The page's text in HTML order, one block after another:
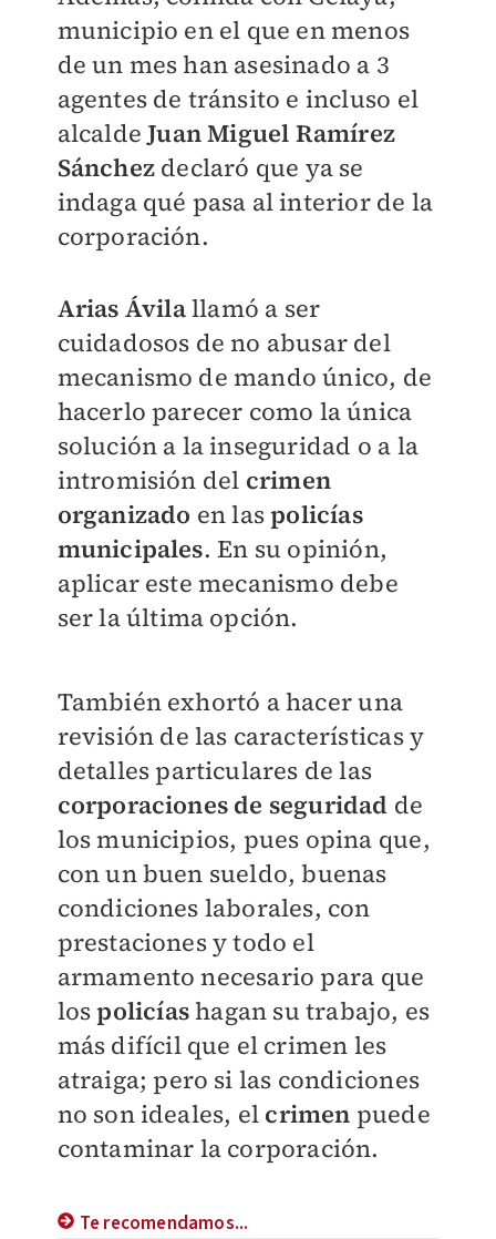
municipio en el que en menos
de un mes han asesinado a 3
agentes de tránsito e incluso el
alcaldeJuan Miguel Ramírez
Sánchezdeclaró que ya se
indaga qué pasa al interior de la
corporación.
Arias Ávilallamó a ser
cuidadosos de no abusar del
mecanismo de mando único, de
hacerlo parecer como la única
solución a la inseguridad o a la
intromisión del crimen
organizado en laspolicías
municipales. En su opinión,
aplicar este mecanismo debe
ser la última opción.
También exhortó a hacer una
revisión de las características y
detalles particulares de las
corporaciones de seguridad de
los municipios, pues opina que,
con un buen sueldo, buenas
condiciones laborales, con
prestaciones y todo el
armamento necesario para que
lospolicíashagan su trabajo, es
más difícil que el crimen les
atraiga; pero si las condiciones
no son ideales, el crimen puede
contaminar la corporación.
Te recomendamos...